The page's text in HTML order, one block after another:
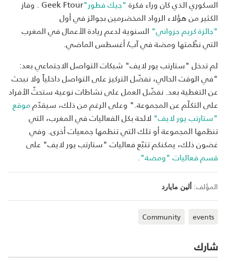
السكوري الذي كان وراء فكرة"جيكفطور"
Geek Ftour . وفاز
الكثير من هؤلاء الرواد المخضرمين بجوائز في أول
"جائزةكريمجزواني" السنوية لدعم ريادة الأعمال في المغرب
التي نظّمتها ومضة في آب/ أغسطس الماضي.
لم تدخل "ستارتب يور لايف" شبكات التواصل الاجتماعي بعد:
"في الوقت الحالي، نفضّل التركيز على التواصل داخلياً ولا نبحث
عن التغطية بعد. نفضّل العمل على نشاطات نوعية ستحثّ الأفراد
على التكلّم عن المجموعة." وعلى الرغم من ذلك، سيقدّمموقع
"ستارتبيورلايف" لائحة بكل الفعاليات في المغرب، التي
تنظمها المجموعة أو تلك التي تنظمها جمعيات أخرى. وفي
غضون ذلك، يمكنكم تتبّع فعاليات "ستارتب يور لايف" على
قسم فعاليات "ومضة".
المؤلف: ألين مايارد
events
Community
شارك